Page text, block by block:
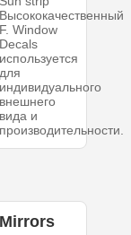
Высококачественный
F. Window
Decals
используется
для
индивидуального
внешнего
вида и
производительности.
Mirrors